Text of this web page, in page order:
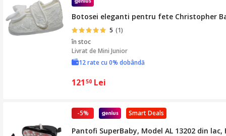
Botosei eleganti pentru fete Christopher
5 (1)
în stoc
Livrat deMini Junior
12 rate cu 0% dobândă
121 50 Lei
Smart Deals
-5%
Pantofi SuperBaby, Model AL 13202 din